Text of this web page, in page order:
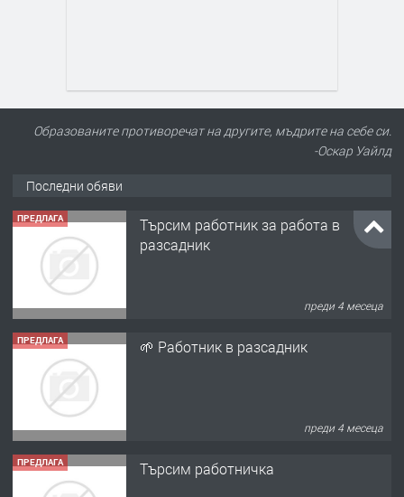
Образованите противоречат на другите, мъдрите на себе си.
-Оскар Уайлд
Последни обяви
ПРЕДЛАГА 🌱 Работник в разсадник
ПРЕДЛАГА